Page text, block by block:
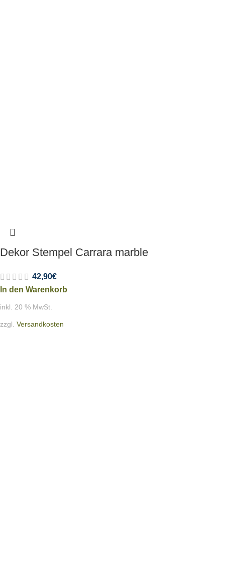
Dekor Stempel Carrara marble
42,90€
In den Warenkorb
inkl. 20 % MwSt.
zzgl. Versandkosten